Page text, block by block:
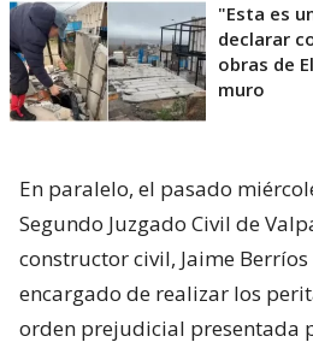
"Esta es
declarar
obras de
muro
En paralelo, el pasado
Segundo Juzgado Civil de
constructor civil, Jaime Berríos
encargado de realizar los
orden prejudicial presentada